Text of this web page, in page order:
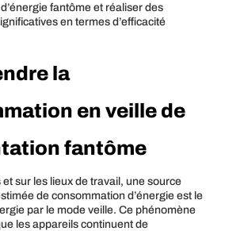
fantôme et réaliser des
en termes d’efficacité
la
en veille de
fantôme
et sur les lieux de travail, une source
de consommation d’énergie est le
par le mode veille. Ce phénomène
les appareils continuent de